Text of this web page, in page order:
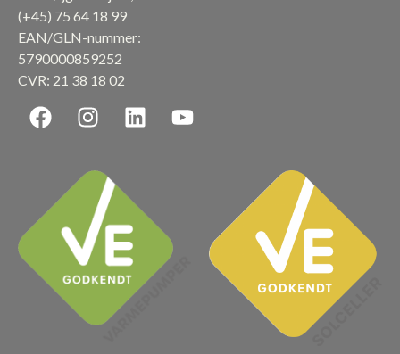
(+45) 75 64 18 99
EAN/GLN-nummer:
5790000859252
CVR: 21 38 18 02
F
a
o
I
n
t
g
r
a
m
L
i
d
Y
o